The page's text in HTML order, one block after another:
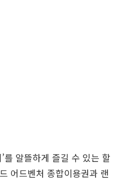
를 알뜰하게 즐길 수 있는 할
어드벤처 종합이용권과 랜